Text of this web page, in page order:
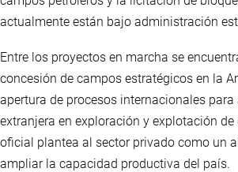
actualmente están bajo administración
Entre los proyectos en marcha se
concesión de campos estratégicos en la
apertura de procesos internacionales para
extranjera en exploración y explotación de
oficial plantea al sector privado como un
ampliar la capacidad productiva del país.